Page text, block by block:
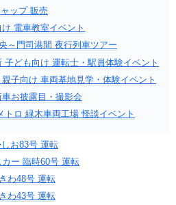
ップ 販売
電車教室イベント
～門司港間 夜行列車ツアー
子ども向け 運転士・駅員体験イベント
子向け 車両基地見学・体験イベント
お披露目・撮影会
トロ 緑木車両工場 怪談イベント
お83号 運転
ー 臨時60号 運転
わ48号 運転
わ43号 運転